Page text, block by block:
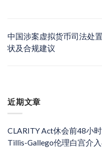
近期文章
CLARITY Act休会前48小
Tillis-Gallego伦理白宫介
中国涉案虚拟货币司法处
状及合规建议